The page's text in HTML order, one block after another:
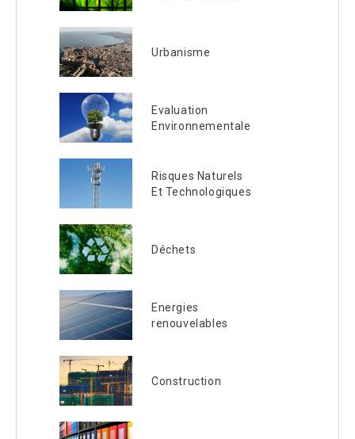
Urbanisme
Evaluation
Environnementale
Risques Naturels
Et Technologiques
Déchets
Energies
renouvelables
Construction